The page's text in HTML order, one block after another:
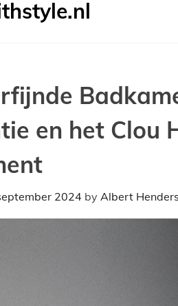
en het Clou
2024 by Albert